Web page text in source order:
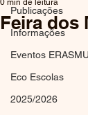
Publicações
Informações
Eventos
Eco Escolas
2025/2026
Feira dos
0 min de leitura